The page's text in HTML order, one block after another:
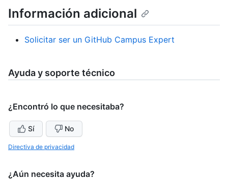
Información adicional
Solicitar ser un GitHub Campus Expert
Ayuda y soporte técnico
¿Encontró lo que necesitaba?
Sí No
Directiva de privacidad
¿Aún necesita ayuda?